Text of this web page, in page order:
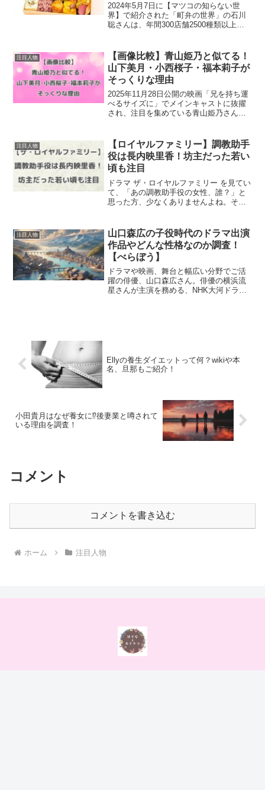
2024年5月7日に【マツコの知らない世
界】で紹介された「町弁の世界」の石川
聡さんは、年間300店舗2500種類以上の
い」と評判で、笑顔も魅力的な石川聡さ
んのプロフィール...
注目人物
【画像比較】青山姫乃と似てる！
山下美月・小西桜子・福本莉子が
そっくりな理由
2025年11月28日公開の映画「兄を持ち運
べるサイズに」でメインキャストに抜擢
され、注目を集めている青山姫乃さん。
ませんか？雰囲気や顔立ちには、山下美
月さん・小西桜子さ...
注目人物
【ロイヤルファミリー】調教助手
役は長内映里香！坊主だった若い
頃も注目
ドラマ ザ・ロイヤルファミリー を見てい
て、「あの調教助手役の女性、誰？」と
思った方、少なくありませんよね。そ
か印象に残る…。しかも、若い頃には“坊
主頭”にしていた...
注目人物
山口森広の子役時代のドラマ出演
作品やどんな性格なのか調査！
【べらぼう】
ドラマや映画、舞台と幅広い分野でご活
躍の俳優、山口森広さん。俳優の横浜流
星さんが主演を務める、NHK大河ドラマ
Ellyの養生ダイエットって何？wikiや本
名、旦那もご紹介！
小田貴月はなぜ養女に⁉後妻業と噂されて
いる理由を調査！
コメント
コメントを書き込む
ホーム 注目人物